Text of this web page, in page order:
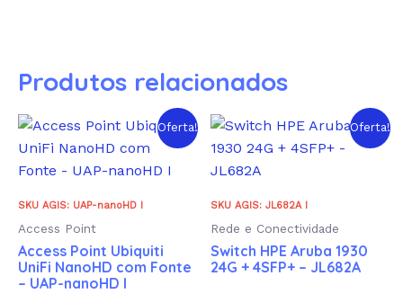
Produtos relacionados
Oferta!
SKU AGIS: UAP-nanoHD I
Access Point
Access Point Ubiquiti
UniFi NanoHD com Fonte
– UAP-nanoHD I
Oferta!
SKU AGIS: JL682A I
Rede e Conectividade
Switch HPE Aruba 1930
24G + 4SFP+ – JL682A